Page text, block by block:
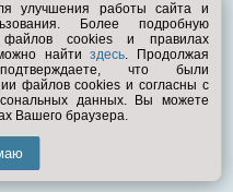
улучшения работы сайта и
Более подробную
cookies и правилах
найтиздесь. Продолжая
что были
файлов cookies и согласны с
данных. Вы можете
Вашего браузера.